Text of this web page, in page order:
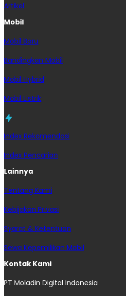
Artikel
Mobil
Mobil Baru
Bandingkan Mobil
Mobil Hybrid
Mobil Listrik
Index Rekomendasi
Index Pencarian
Lainnya
Tentang Kami
Kebijakan Privasi
Syarat & Ketentuan
Sewa Kepemilikan Mobil
Kontak Kami
PT Moladin Digital Indonesia